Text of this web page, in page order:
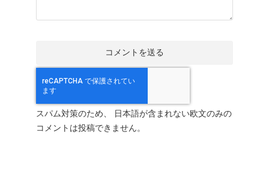
スパム対策のため、 日本語が含まれない欧文のみの
コメントは投稿できません。